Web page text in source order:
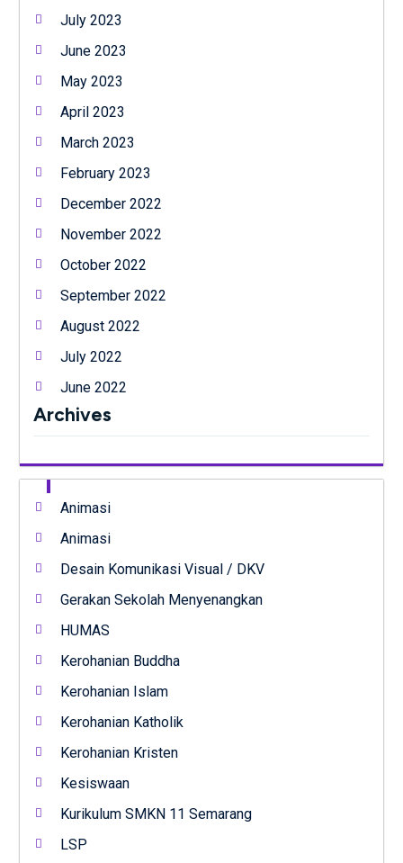
July 2023
June 2023
May 2023
April 2023
March 2023
February 2023
December 2022
November 2022
October 2022
September 2022
August 2022
July 2022
June 2022
Archives
Animasi
Animasi
Desain Komunikasi Visual / DKV
Gerakan Sekolah Menyenangkan
HUMAS
Kerohanian Buddha
Kerohanian Islam
Kerohanian Katholik
Kerohanian Kristen
Kesiswaan
Kurikulum SMKN 11 Semarang
LSP